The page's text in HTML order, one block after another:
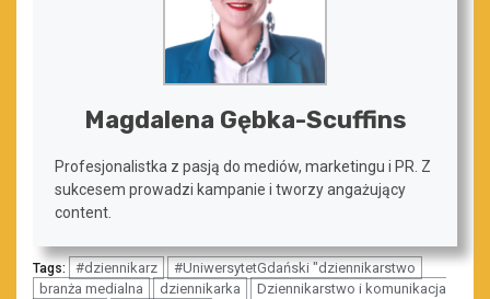
Magdalena Gębka-Scuffins
Profesjonalistka z pasją do mediów, marketingu i PR. Z
sukcesem prowadzi kampanie i tworzy angażujący
content.
Tags: #dziennikarz
#UniwersytetGdański "dziennikarstwo
branża medialna
dziennikarka
Dziennikarstwo i komunikacja